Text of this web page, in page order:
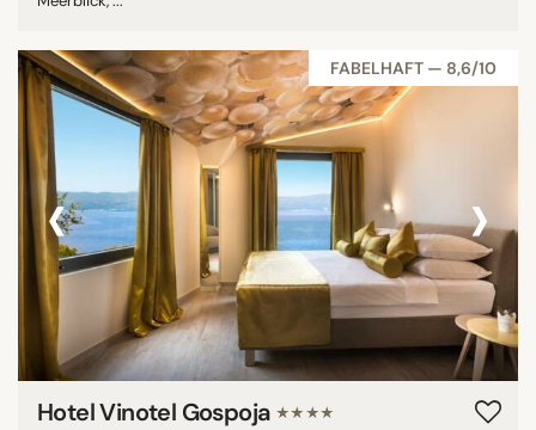
FABELHAFT — 8,6/10
‹ ›
Hotel Vinotel Gospoja ★★★★